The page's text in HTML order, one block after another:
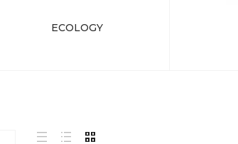
ECOLOGY